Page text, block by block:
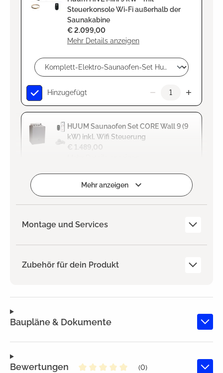
Steuerkonsole Wi-Fi außerhalb der
Saunakabine
Mehr Details anzeigen
€ 2.099,00
Hinzugefügt
HUUM Saunaofen Set CORE Wall 9 (9
kW) inkl. Wifi Steuerung
€ 1.489,00
Zum Projekt hinzufügen
Mehr anzeigen
Montage und Services
Zubehör für dein Produkt
Baupläne & Dokumente
Bewertungen
(0)